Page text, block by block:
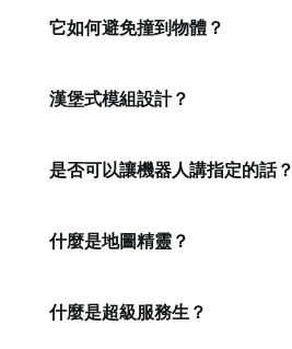
它如何避免撞到物體？
漢堡式模組設計？
是否可以讓機器人講指定的話？
什麼是地圖精靈？
什麼是超級服務生？